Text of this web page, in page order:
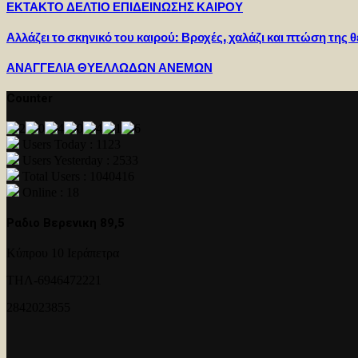
ΕΚΤΑΚΤΟ ΔΕΛΤΙΟ ΕΠΙΔΕΙΝΩΣΗΣ ΚΑΙΡΟΥ
Αλλάζει το σκηνικό του καιρού: Βροχές, χαλάζι και πτώση της
ΑΝΑΓΓΕΛΙΑ ΘΥΕΛΛΩΔΩΝ ΑΝΕΜΩΝ